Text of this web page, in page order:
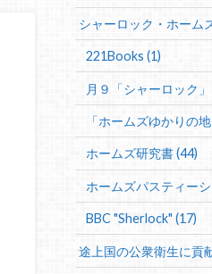
シャーロック・ホーム
221Books (1)
月９「シャーロック
「ホームズゆかりの
ホームズ研究書 (44)
ホームズパスティー
BBC "Sherlock" (17)
途上国の公衆衛生に貢